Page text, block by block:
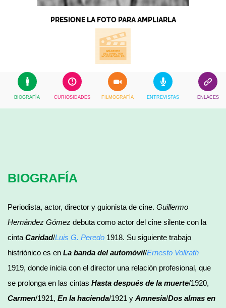
PRESIONE LA FOTO PARA AMPLIARLA
BIOGRAFÍA CURIOSIDADES FILMOGRAFÍA ENTREVISTAS ENLACES
BIOGRAFÍA
Periodista, actor, director y guionista de cine. Guillermo
Hernández Gómez debuta como actor del cine silente con la
cinta Caridad/Luis G. Peredo 1918. Su siguiente trabajo
histriónico es en La banda del automóvil/Ernesto Vollrath
1919, donde inicia con el director una relación profesional, que
se prolonga en las cintas Hasta después de la muerte/1920,
Carmen/1921, En la hacienda/1921 y Amnesia/Dos almas en